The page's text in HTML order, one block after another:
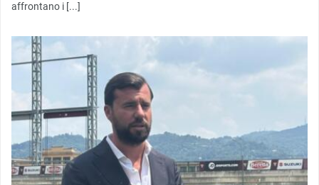
affrontano i [...]